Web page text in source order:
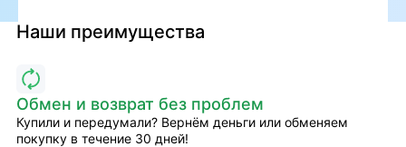
Наши преимущества
Обмен и возврат без проблем
Купили и передумали? Вернём деньги или обменяем
покупку в течение 30 дней!